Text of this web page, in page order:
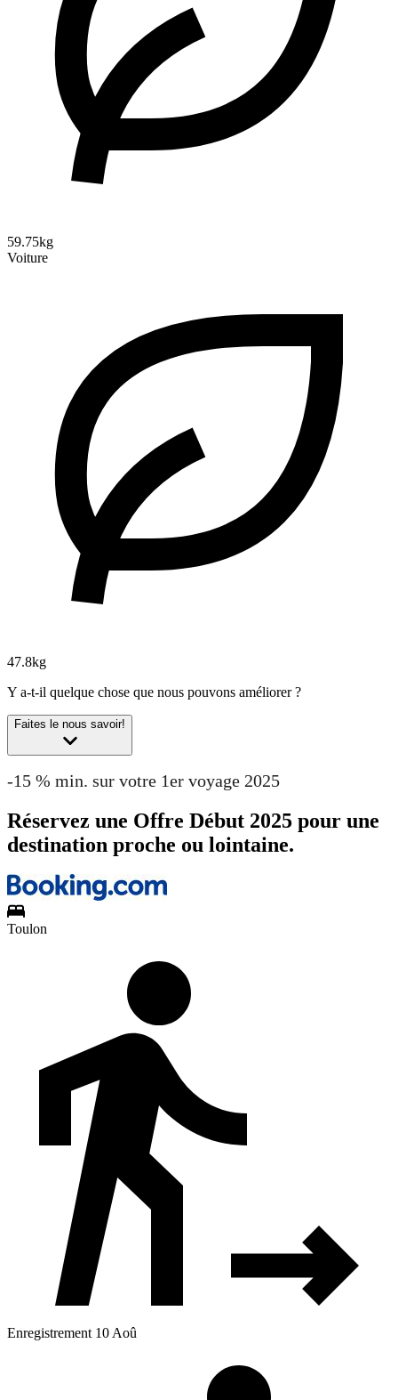
59.75kg
Voiture
47.8kg
Y a-t-il quelque chose que nous pouvons améliorer ?
Faites le nous savoir!
-15 % min. sur votre 1er voyage 2025
Réservez une Offre Début 2025 pour une
destination proche ou lointaine.
Toulon
Enregistrement 10 Aoû